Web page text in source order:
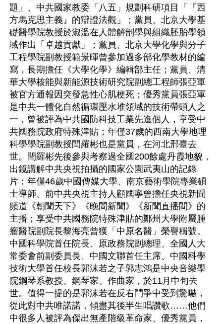
題」、中共國家教委「八五」規劃科研項目「『西
方馬克思主義』的辯證法觀」；黨員、北京大學基
礎醫學院教授於淑溫在人體解剖學與組織胚胎學領
域作出「卓越貢獻」；黨員、北京大學化學與分子
工程學院副教授範景暉曾參加過多部化學教材的編
寫，長期擔任《大學化學》編輯部主任；黨員、清
華大學核能與新能源技術研究院副總工程師張亞軍
被官方通報因突發急性心肌梗死；優秀黨員張亞軍
是中共一體化自然循環壓水堆領域的技術帶頭人之
一，曾被評為中共國防科技工業先進個人，享受中
共國務院政府特殊津貼；年僅37歲的西南大學地理
科學學院副教授閆羅彬也是黨員，在河北邢臺去
世。閆羅彬先後參與考察過全國200餘處丹霞地貌，
出鏡講解中共央視拍攝的國家公園武夷山的記錄
片；年僅46歲中國傳媒大學、南京藝術學院專業碩
士導師、前中共央視主持人顧國寧曾擔任央視新聞
頻道《朝聞天下》《晚間新聞》《新聞直播間》的
主播；享受中共國務院特殊津貼的鄭州大學附屬腫
瘤醫院副院長黎海亮曾獲「中原名醫」榮譽稱號。
中國科學院首任院長、原政務院副總理、全國人大
常委會前副委員長、中國文聯首任主席、中國科學
技術大學首任校長郭沫若之子郭志鴻是中央音樂學
院鋼琴系教授、鋼琴家、作曲家，於11月中旬去
世。值得一提的是郭沫若在反右鬥爭中受到驚嚇，
從此對中共唯諾諾，傾盡其後半生唱讚歌……他們
中很多人被評為傑出無產階級革命家、優秀黨員，